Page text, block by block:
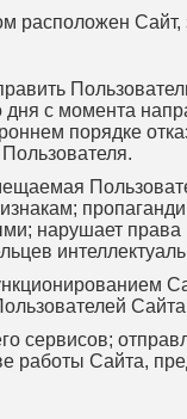
расположен
дня с момента
порядке
нарушает
сервисов;
работы Сайта,